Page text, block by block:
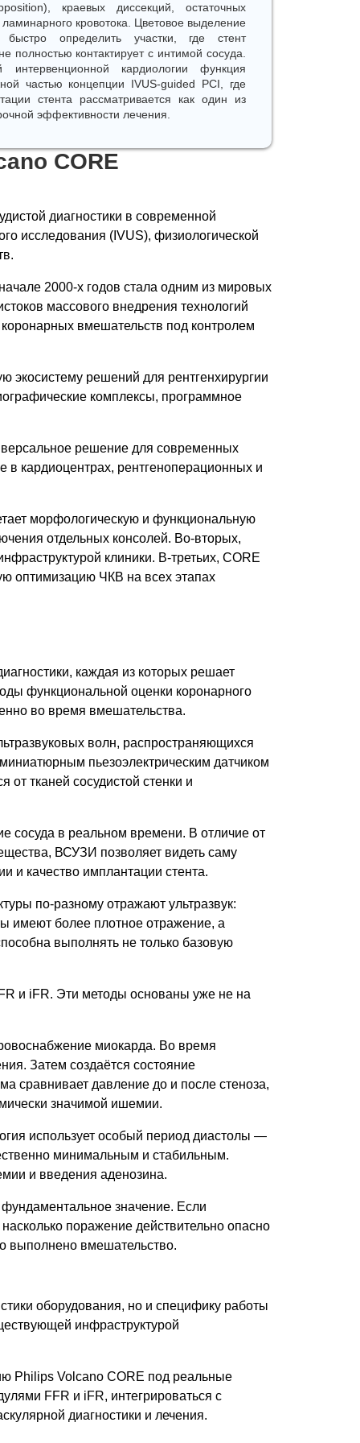
краевых диссекций, остаточных
кровотока. Цветовое выделение
быстро определить участки, где стент
полностью контактирует с интимой сосуда.
кардиологии функция
частью концепции IVUS-guided PCI, где
стента рассматривается как один из
эффективности лечения.
CORE
диагностики в современной
исследования (IVUS), физиологической
2000-х годов стала одним из мировых
массового внедрения технологий
вмешательств под контролем
экосистему решений для рентгенхирургии
комплексы, программное
решение для современных
в кардиоцентрах, рентгеноперационных и
морфологическую и функциональную
отдельных консолей. Во-вторых,
клиники. В-третьих, CORE
оптимизацию ЧКВ на всех этапах
каждая из которых решает
функциональной оценки коронарного
во время вмешательства.
волн, распространяющихся
пьезоэлектрическим датчиком
тканей сосудистой стенки и
сосуда в реальном времени. В отличие от
ВСУЗИ позволяет видеть саму
и качество имплантации стента.
по-разному отражают ультразвук:
имеют более плотное отражение, а
выполнять не только базовую
и iFR. Эти методы основаны уже не на
миокарда. Во время
Затем создаётся состояние
сравнивает давление до и после стеноза,
значимой ишемии.
использует особый период диастолы —
минимальным и стабильным.
и введения аденозина.
значение. Если
поражение действительно опасно
выполнено вмешательство.
оборудования, но и специфику работы
инфраструктурой
Philips Volcano CORE под реальные
FFR и iFR, интегрироваться с
диагностики и лечения.